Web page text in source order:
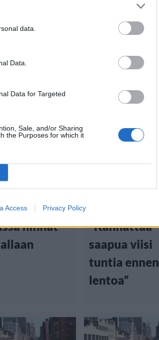
data.
Data.
Data for Targeted
Sale, and/or Sharing
the Purposes for which it
Access Privacy Policy
New
hinnat
16.3.2026, 14:00
lentokentät
”Kannattaa
saapua viisi
tuntia ennen
lentoa”